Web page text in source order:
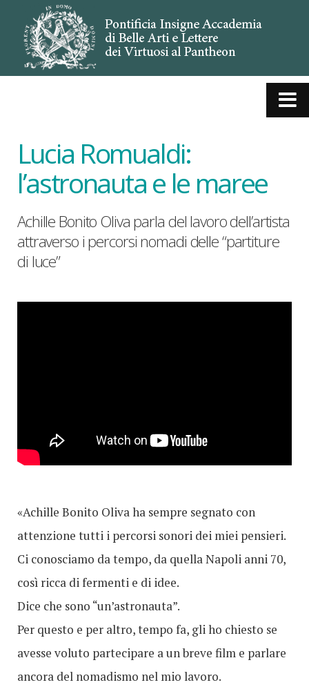
Lucia Romualdi:
l’astronauta e le maree
Achille Bonito Oliva parla del lavoro dell’artista
attraverso i percorsi nomadi delle “partiture
di luce”
«Achille Bonito Oliva ha sempre segnato con
attenzione tutti i percorsi sonori dei miei pensieri.
Ci conosciamo da tempo, da quella Napoli anni 70,
così ricca di fermenti e di idee.
Dice che sono “un’astronauta”.
Per questo e per altro, tempo fa, gli ho chiesto se
avesse voluto partecipare a un breve film e parlare
ancora del nomadismo nel mio lavoro.